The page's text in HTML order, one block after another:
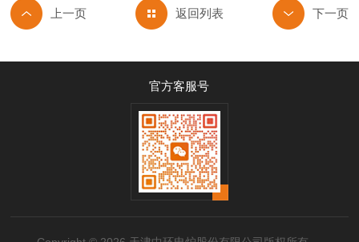
返回列表
官方客服号